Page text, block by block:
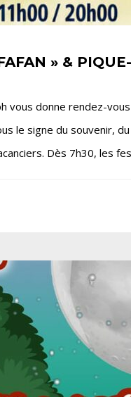
» &
vous donne rendez-
le signe du souvenir,
Dès 7h30, les